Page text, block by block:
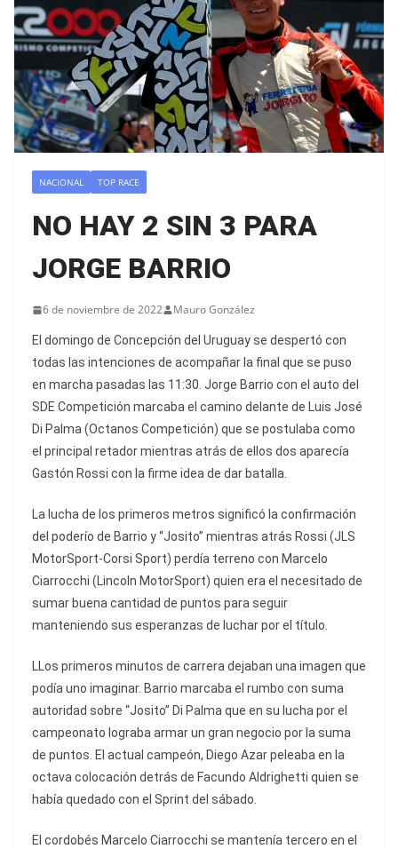
NACIONAL TOP RACE
NO HAY 2 SIN 3 PARA
JORGE BARRIO
6 de noviembre de 2022 Mauro González
El domingo de Concepción del Uruguay se despertó con
todas las intenciones de acompañar la final que se puso
en marcha pasadas las 11:30. Jorge Barrio con el auto del
SDE Competición marcaba el camino delante de Luis José
Di Palma (Octanos Competición) que se postulaba como
el principal retador mientras atrás de ellos dos aparecía
Gastón Rossi con la firme idea de dar batalla.
La lucha de los primeros metros significó la confirmación
del poderío de Barrio y “Josito” mientras atrás Rossi (JLS
MotorSport-Corsi Sport) perdía terreno con Marcelo
Ciarrocchi (Lincoln MotorSport) quien era el necesitado de
sumar buena cantidad de puntos para seguir
manteniendo sus esperanzas de luchar por el título.
LLos primeros minutos de carrera dejaban una imagen que
podía uno imaginar. Barrio marcaba el rumbo con suma
autoridad sobre “Josito” Di Palma que en su lucha por el
campeonato lograba armar un gran negocio por la suma
de puntos. El actual campeón, Diego Azar peleaba en la
octava colocación detrás de Facundo Aldrighetti quien se
había quedado con el Sprint del sábado.
El cordobés Marcelo Ciarrocchi se mantenía tercero en el